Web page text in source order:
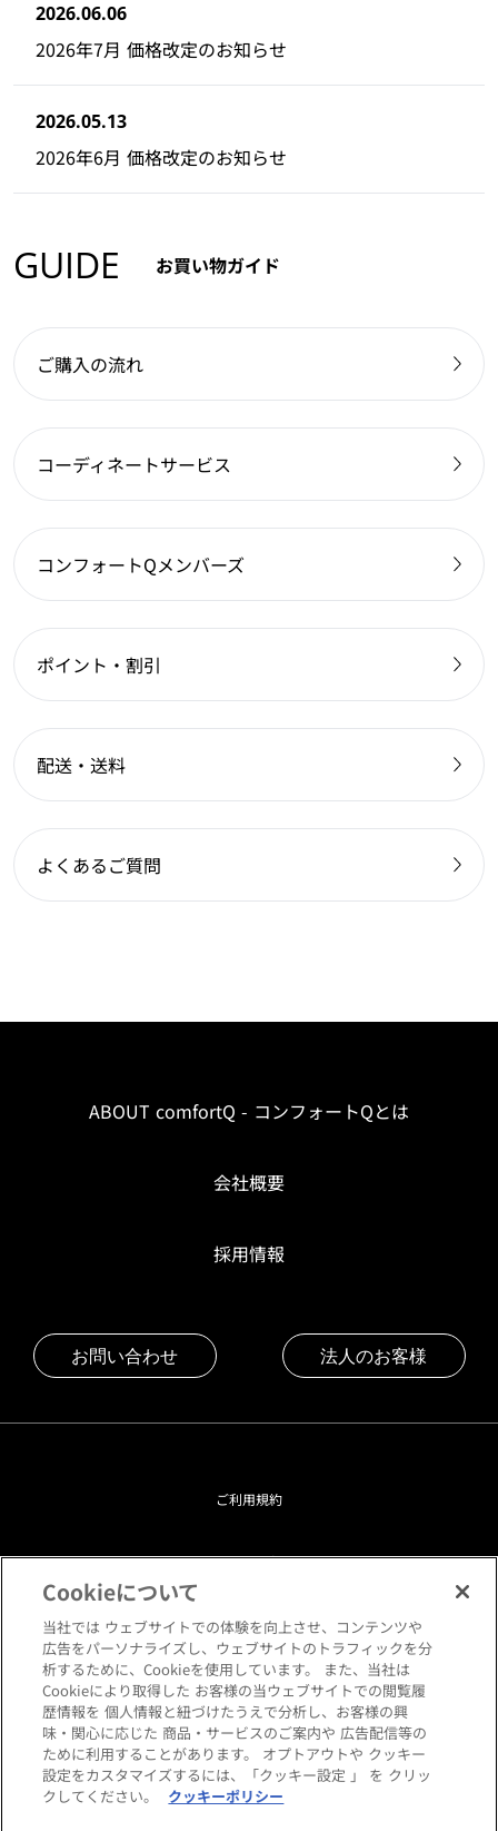
2026.06.06
2026年7月 価格改定のお知らせ
2026.05.13
2026年6月 価格改定のお知らせ
GUIDE お買い物ガイド
ご購入の流れ
コーディネートサービス
コンフォートQメンバーズ
ポイント・割引
配送・送料
よくあるご質問
ABOUT comfortQ - コンフォートQとは
会社概要
採用情報
お問い合わせ 法人のお客様
Copyright © HANKYU HOME STYLING Co.,LTD All rights reserved.
ご利用規約
プライバシーポリシー
クッキーポリシー
閲覧環境について
サイトマップ
Cookieについて
当社では ウェブサイトでの体験を向上させ、コンテンツや
広告をパーソナライズし、ウェブサイトのトラフィックを分
析するために、Cookieを使用しています。 また、当社は
Cookieにより取得した お客様の当ウェブサイトでの閲覧履
歴情報を 個人情報と紐づけたうえで分析し、お客様の興
味・関心に応じた 商品・サービスのご案内や 広告配信等の
ために利用することがあります。 オプトアウトや クッキー
設定をカスタマイズするには、「クッキー設定 」 を クリッ
クしてください。
クッキーポリシー